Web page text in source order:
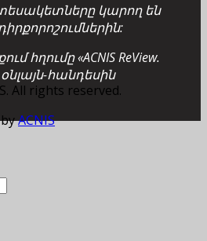
կարող են
«ACNIS ReView.
հանդեսին
All rights reserved.
byACNIS